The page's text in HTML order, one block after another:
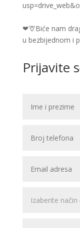
❤🦒Biće nam
u bezbijednom i
Prijavite